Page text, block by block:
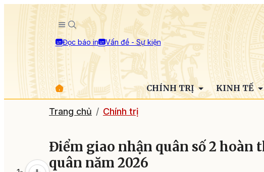
Đọc báo in Vấn đề - Sự kiện
CHÍNH TRỊ KINH TẾ
Trang chủ Chính trị
Điểm giao nhận quân số 2 hoàn
quân năm 2026